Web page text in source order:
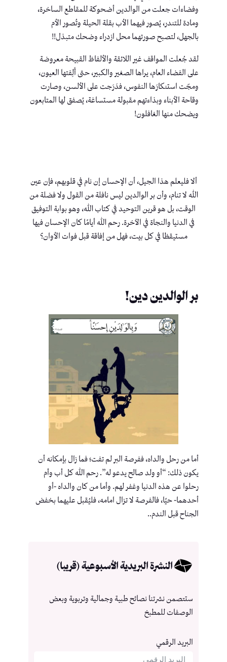
وفضاءات جعلت من الوالدين أضحوكة للمقاطع الساخرة،
ومادة للتندر، يُصور فيهما الأب بقلة الحيلة وتُصور الأم
بالجهل، لتصبح صورتهما محل ازدراء وضحك متبذل!!
لقد جُعلت المواقف غير اللائقة والألفاظ القبيحة معروضة
على الفضاء العام، يراها الصغير والكبير، حتى أَلِفتها العيون،
ومجّت استنكارَها النفوس، فدَرَجت على الألسن، وصارت
وقاحة الأبناء وبذاءتهم مقبولة مستساغة، يُصفق لها المتابعون
ويضحك منها الغافلون!
ألا فليعلم هذا الجيل، أن الإحسان إن نام في قلوبهم، فإن عين
الله لا تنام، وأن بر الوالدين ليس نافلة من القول ولا فضلة من
الوقت، بل هو قرين التوحيد في كتاب الله، وهو بوابة التوفيق
في الدنيا والنجاة في الآخرة. رحم الله أيامًا كان الإحسان فيها
مستيقظا في كل بيت، فهل من إفاقة قبل فوات الأوان؟
بر الوالدين دين!
أما من رحل والداه، ففرصة البر لم تفت؛ فما زال بإمكانه أن
يكون ذلك: “أو ولد صالح يدعو له”. رحم الله كل أب وأم
رحلوا عن هذه الدنيا وغفر لهم. وأما من كان والداه -أو
أحدهما- حيًا، فالفرصة لا تزال امامه، فليُقبل عليهما بخفض
الجناح قبل الندم..
النشرة البريدية الأسبوعية (قريبا)
ستتصمن نشرتنا نصائح طبية وجمالية وتربوية وبعض
الوصفات للمطبخ
البريد الرقمي